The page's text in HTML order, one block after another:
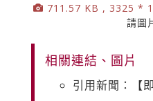
711.57 KB , 3325 *
請圖
相關連結、圖片
引用新聞：【